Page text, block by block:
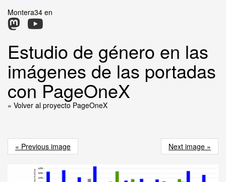
Montera34 en
Estudio de género en las
imágenes de las portadas
con PageOneX
« Volver al proyecto PageOneX
« Previous image Next image »